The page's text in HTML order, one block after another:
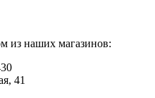
из наших магазинов:
41